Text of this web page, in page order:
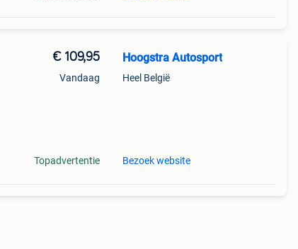
€ 109,95
Vandaag
Topadvertentie
Hoogstra Autosport
Heel België
Bezoek website